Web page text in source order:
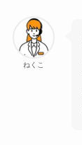
ねくこ